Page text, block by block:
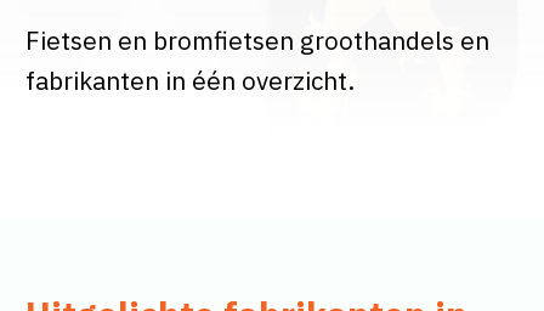
Fietsen en bromfietsen groothandels en
fabrikanten in één overzicht.